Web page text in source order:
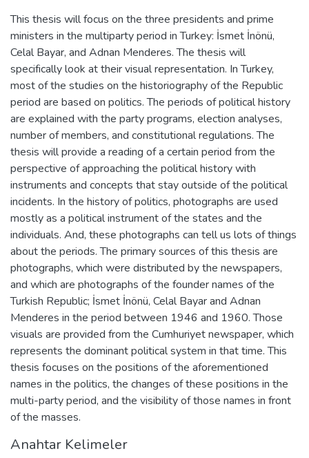
This thesis will focus on the three presidents and prime
ministers in the multiparty period in Turkey: İsmet İnönü,
Celal Bayar, and Adnan Menderes. The thesis will
specifically look at their visual representation. In Turkey,
most of the studies on the historiography of the Republic
period are based on politics. The periods of political history
are explained with the party programs, election analyses,
number of members, and constitutional regulations. The
thesis will provide a reading of a certain period from the
perspective of approaching the political history with
instruments and concepts that stay outside of the political
incidents. In the history of politics, photographs are used
mostly as a political instrument of the states and the
individuals. And, these photographs can tell us lots of things
about the periods. The primary sources of this thesis are
photographs, which were distributed by the newspapers,
and which are photographs of the founder names of the
Turkish Republic; İsmet İnönü, Celal Bayar and Adnan
Menderes in the period between 1946 and 1960. Those
visuals are provided from the Cumhuriyet newspaper, which
represents the dominant political system in that time. This
thesis focuses on the positions of the aforementioned
names in the politics, the changes of these positions in the
multi-party period, and the visibility of those names in front
of the masses.
Anahtar Kelimeler